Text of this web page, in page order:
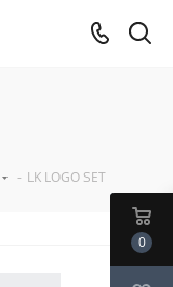
- LK LOGO SET
0